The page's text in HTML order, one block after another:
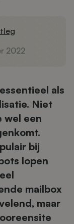
2022
als
Niet
wel een
bij
lopen
mailbox
maar